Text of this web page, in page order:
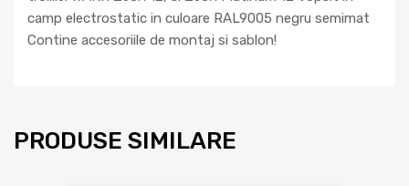
camp electrostatic in culoare RAL9005 negru semimat
Contine accesoriile de montaj si sablon!
PRODUSE SIMILARE